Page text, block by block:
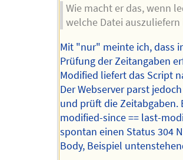
Wie macht er das, wenn
welche Datei auszuliefern
Mit "nur" meinte ich, dass
Prüfung der Zeitangaben
Modified liefert das Script
Der Webserver parst
und prüft die
modified-since == last-
spontan einen Status 304
Body, Beispiel